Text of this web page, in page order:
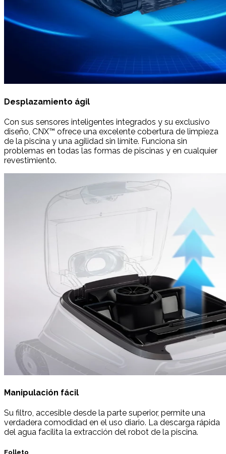
Desplazamiento ágil
Con sus sensores inteligentes integrados y su exclusivo
diseño, CNX™ ofrece una excelente cobertura de limpieza
de la piscina y una agilidad sin límite. Funciona sin
problemas en todas las formas de piscinas y en cualquier
revestimiento.
Manipulación fácil
Su filtro, accesible desde la parte superior, permite una
verdadera comodidad en el uso diario. La descarga rápida
del agua facilita la extracción del robot de la piscina.
Folleto